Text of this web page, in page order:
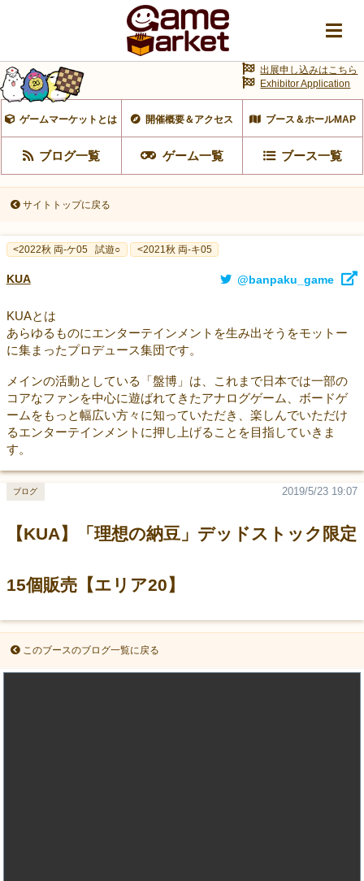
ゲームマーケットとは 開催概要＆アクセス ブース＆ホールMAP
ブログ一覧 ゲーム一覧 ブース一覧
出展申し込みはこちら
Exhibitor Application
サイトトップに戻る
<2022秋 両-ケ05 試遊○ <2021秋 両-キ05
KUA @banpaku_game
KUAとは
あらゆるものにエンターテインメントを生み出そうをモットー
に集まったプロデュース集団です。
メインの活動としている「盤博」は、これまで日本では一部の
コアなファンを中心に遊ばれてきたアナログゲーム、ボードゲ
ームをもっと幅広い方々に知っていただき、楽しんでいただけ
るエンターテインメントに押し上げることを目指していきま
す。
【KUA】「理想の納豆」デッドストック限定
15個販売【エリア20】
2019/5/23 19:07
ブログ
このブースのブログ一覧に戻る